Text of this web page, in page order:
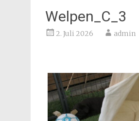
Welpen_C_3
2. Juli 2026 admin